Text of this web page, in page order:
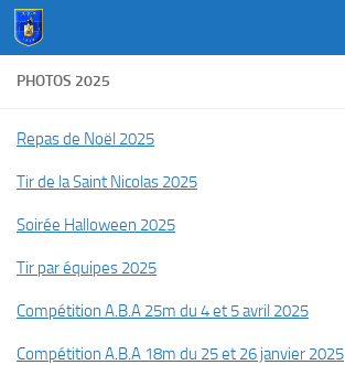
Au dessous du contenu
PHOTOS 2025
Repas de Noël 2025
Tir de la Saint Nicolas 2025
Soirée Halloween 2025
Tir par équipes 2025
Compétition A.B.A 25m du 4 et 5 avril 2025
Compétition A.B.A 18m du 25 et 26 janvier 2025